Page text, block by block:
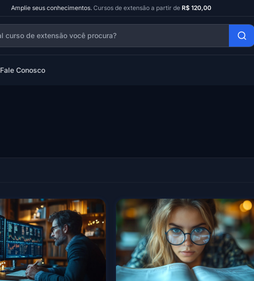
Amplie seus conhecimentos. Cursos de extensão a partir de R$ 120,00
Fale Conosco